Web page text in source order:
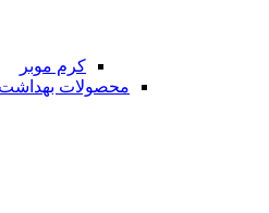
کرم موبر
محصولات بهداشت